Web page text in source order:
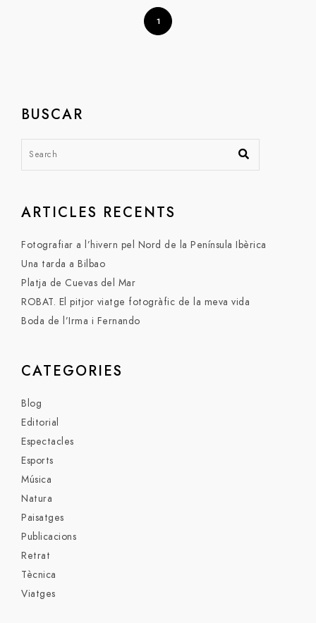
1
BUSCAR
ARTICLES RECENTS
Fotografiar a l’hivern pel Nord de la Península Ibèrica
Una tarda a Bilbao
Platja de Cuevas del Mar
ROBAT. El pitjor viatge fotogràfic de la meva vida
Boda de l’Irma i Fernando
CATEGORIES
Blog
Editorial
Espectacles
Esports
Música
Natura
Paisatges
Publicacions
Retrat
Tècnica
Viatges